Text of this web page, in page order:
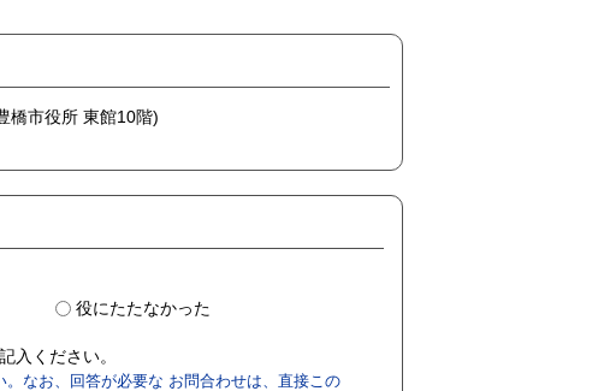
橋市役所 東館10階)
役にたたなかった
入ください。
。なお、回答が必要な お問合わせは、直接この